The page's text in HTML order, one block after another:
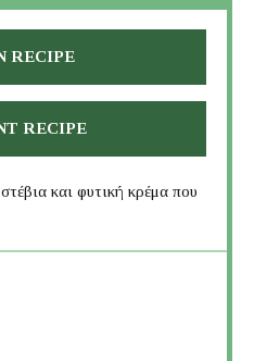
RECIPE
RECIPE
και φυτική κρέμα που